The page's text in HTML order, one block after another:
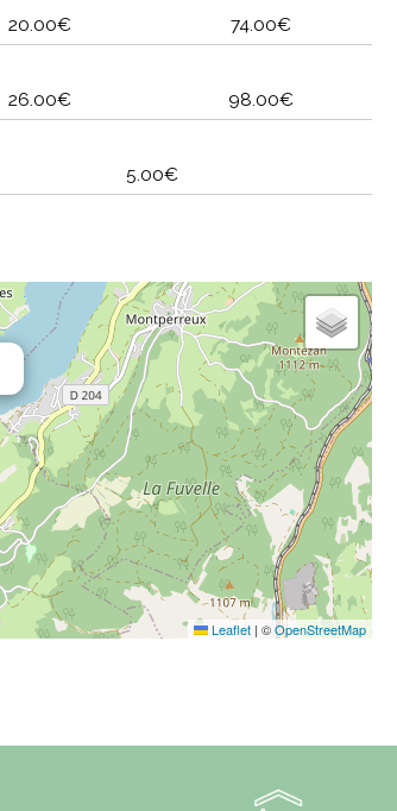
20.00€
74.00€
26.00€
98.00€
5.00€
Leaflet | ©OpenStreetMap